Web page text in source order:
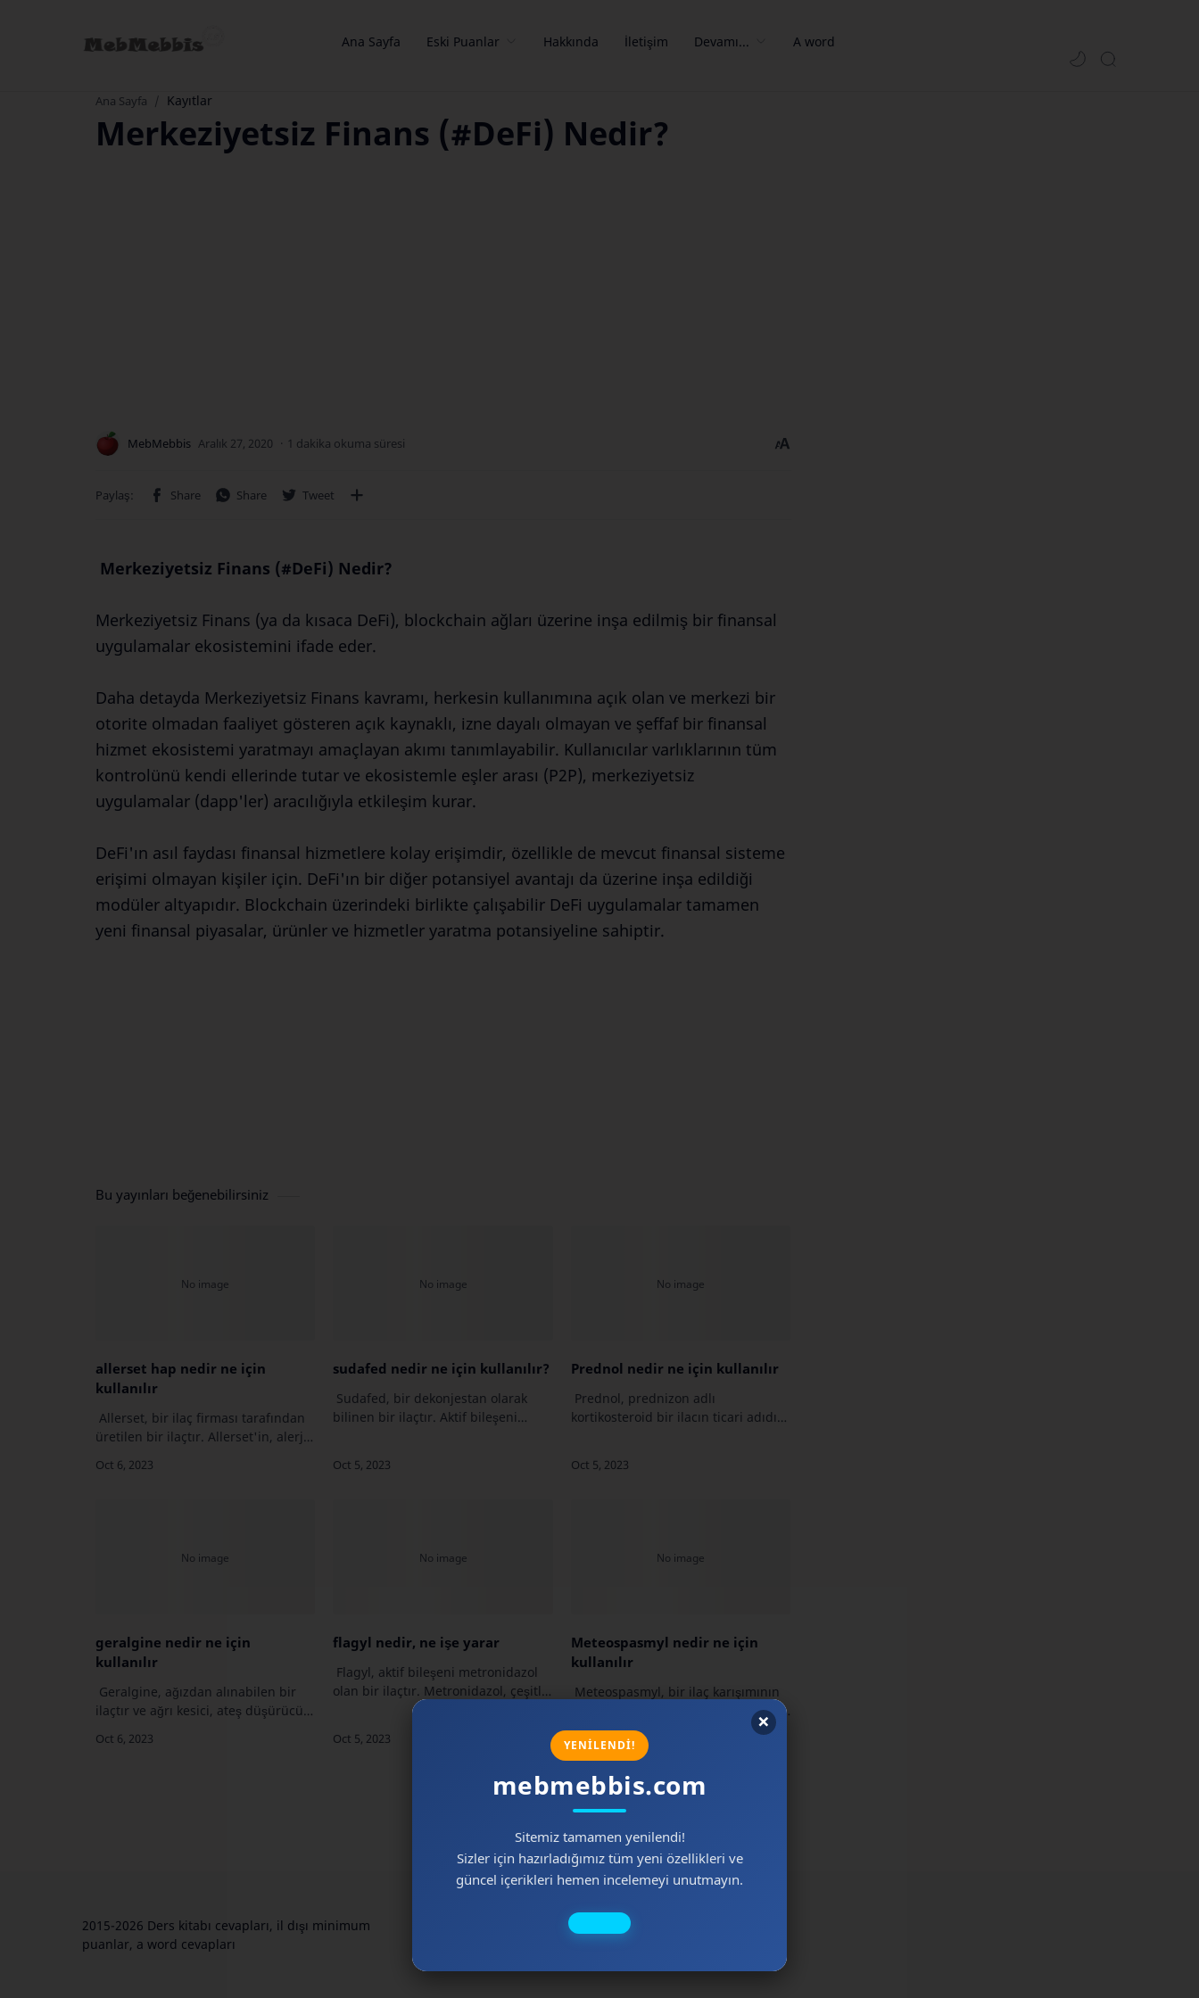
Ana Sayfa Eski Puanlar Hakkında İletişim Devamı... A word
Ana Sayfa Kayıtlar
Merkeziyetsiz Finans (#DeFi) Nedir?
1 dakika okuma süresi
Merkeziyetsiz Finans (#DeFi) Nedir?
Merkeziyetsiz Finans (ya da kısaca DeFi), blockchain ağları üzerine inşa edilmiş bir finansal
uygulamalar ekosistemini ifade eder.
Daha detayda Merkeziyetsiz Finans kavramı, herkesin kullanımına açık olan ve merkezi bir
otorite olmadan faaliyet gösteren açık kaynaklı, izne dayalı olmayan ve şeffaf bir finansal
hizmet ekosistemi yaratmayı amaçlayan akımı tanımlayabilir. Kullanıcılar varlıklarının tüm
kontrolünü kendi ellerinde tutar ve ekosistemle eşler arası (P2P), merkeziyetsiz
uygulamalar (dapp'ler) aracılığıyla etkileşim kurar.
DeFi'ın asıl faydası finansal hizmetlere kolay erişimdir, özellikle de mevcut finansal sisteme
erişimi olmayan kişiler için. DeFi'ın bir diğer potansiyel avantajı da üzerine inşa edildiği
modüler altyapıdır. Blockchain üzerindeki birlikte çalışabilir DeFi uygulamalar tamamen
yeni finansal piyasalar, ürünler ve hizmetler yaratma potansiyeline sahiptir.
Bu yayınları beğenebilirsiniz
allerset hap nedir ne için
kullanılır
Allerset, bir ilaç firması tarafından
üretilen bir ilaçtır. Allerset'in, alerji
yardımcı olması amaçlanır. Bu tür
sudafed nedir ne için kullanılır?
Sudafed, bir dekonjestan olarak
bilinen bir ilaçtır. Aktif bileşeni
yolu enfeksiyonlarına bağlı olarak
Prednol nedir ne için kullanılır
Prednol, prednizon adlı
kortikosteroid bir ilacın ticari adıdır.
sorunları gibi bir dizi tıbbi durumun
geralgine nedir ne için
kullanılır
Geralgine, ağızdan alınabilen bir
ilaçtır ve ağrı kesici, ateş düşürücü
bir ilaçtır. Genellikle aşağıdaki
flagyl nedir, ne işe yarar
Flagyl, aktif bileşeni metronidazol
olan bir ilaçtır. Metronidazol, çeşitli
bakteri ve parazit enfeksiyonlarının
bazı kullanım alanları…
Meteospasmyl nedir ne için
kullanılır
Meteospasmyl, bir ilaç karışımının
ticari adıdır ve çoğunlukla bağırsak
rahatsızlıklarıyla ilişkilendirilen
semptomları tedavi etmek için
kullanılır. Meteospasmyl'ün içeriği
…
2015-2026 Ders kitabı cevapları, il dışı minimum
puanlar, a word cevapları